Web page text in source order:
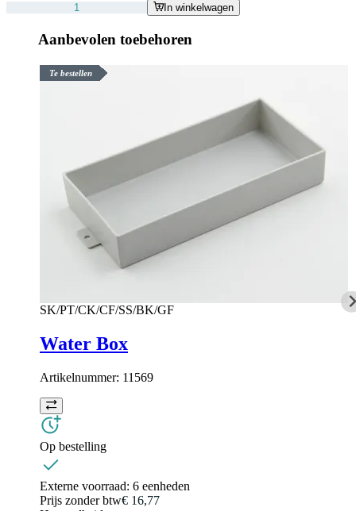
In winkelwagen
Aanbevolen toebehoren
Te bestellen
SK/PT/CK/CF/SS/BK/GF
Water Box
Artikelnummer: 11569
Op bestelling
Externe voorraad: 6 eenheden
Prijs zonder btw€ 16,77